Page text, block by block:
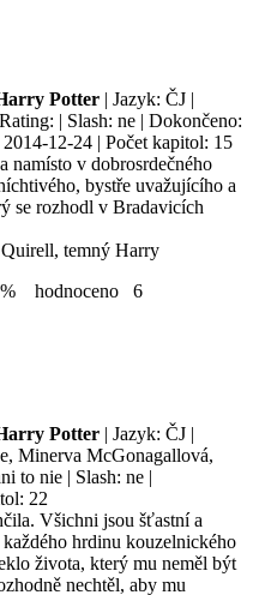
Potter | Jazyk: ČJ |
| Slash: ne | Dokončeno:
12-24 | Počet kapitol: 15
namísto v dobrosrdečného
bystře uvažujícího a
se rozhodl v Bradavicích
temný Harry
hodnoceno 6
Potter | Jazyk: ČJ |
Minerva McGonagallová,
to nie | Slash: ne |
22
Všichni jsou šťastní a
hrdinu kouzelnického
života, který mu neměl být
nechtěl, aby mu